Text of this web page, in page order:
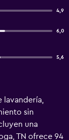
4,9
6,0
5,6
lavandería,
sin
una
TN ofrece 94